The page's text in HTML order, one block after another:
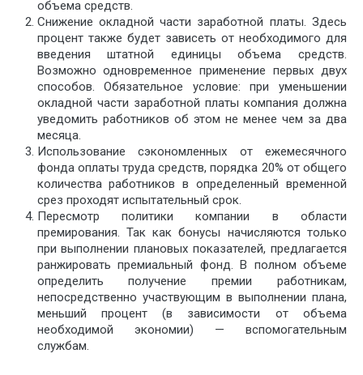
объема средств.
Снижение окладной части заработной платы. Здесь
процент также будет зависеть от необходимого для
введения штатной единицы объема средств.
Возможно одновременное применение первых двух
способов. Обязательное условие: при уменьшении
окладной части заработной платы компания должна
уведомить работников об этом не менее чем за два
месяца.
Использование сэкономленных от ежемесячного
фонда оплаты труда средств, порядка 20% от общего
количества работников в определенный временной
срез проходят испытательный срок.
Пересмотр политики компании в области
премирования. Так как бонусы начисляются только
при выполнении плановых показателей, предлагается
ранжировать премиальный фонд. В полном объеме
определить получение премии работникам,
непосредственно участвующим в выполнении плана,
меньший процент (в зависимости от объема
необходимой экономии) — вспомогательным
службам.